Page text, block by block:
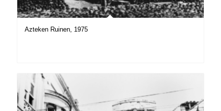
Azteken Ruinen, 1975